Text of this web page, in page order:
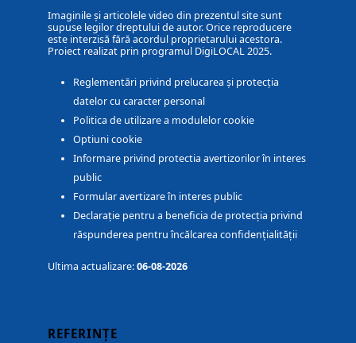
Imaginile și articolele video din prezentul site sunt
supuse legilor dreptului de autor. Orice reproducere
este interzisă fără acordul proprietarului acestora.
Proiect realizat prin programul DigiLOCAL 2025.
Reglementări privind prelucarea și protecția
datelor cu caracter personal
Politica de utilizare a modulelor cookie
Optiuni cookie
Informare privind protectia avertizorilor în interes
public
Formular avertizare în interes public
Declarație pentru a beneficia de protecția privind
răspunderea pentru încălcarea confidențialității
Ultima actualizare:06-08-2026
REFERINȚE